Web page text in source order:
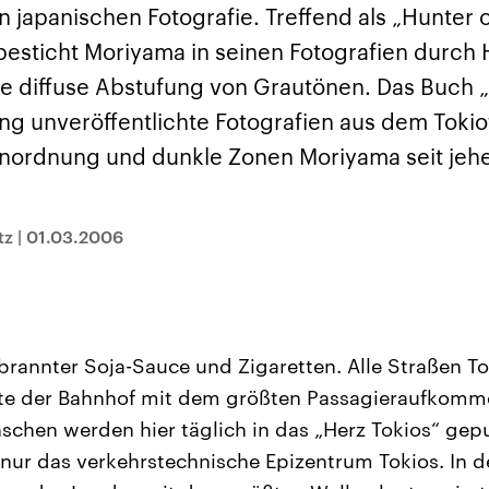
gehören die
Einfluss auf das
Der Überfall der
Terrororganisation
auf Israel hat in der
Gewalt entfacht. Israel
zerstören. Diese wird wie
Der Iran – seit der
1979 auch
von einem
regierter Staat im
zu Israel und zu
japanischen Fotografie. Treffend als „Hunter
Moriyama in seinen Fotografien durch
diffuse Abstufung von Grautönen. Das Buch
unveröffentlichte Fotografien aus dem
und dunkle Zonen Moriyama seit
| 01.03.2006
Soja-Sauce und Zigaretten. Alle Straßen
der Bahnhof mit dem größten
werden hier täglich in das „Herz Tokios“
das verkehrstechnische Epizentrum Tokios. In